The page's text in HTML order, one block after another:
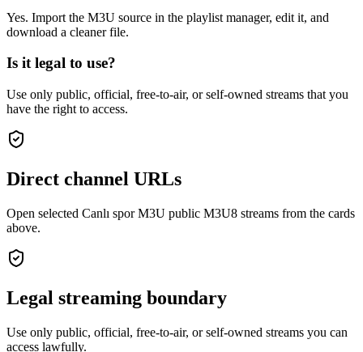
Yes. Import the M3U source in the playlist manager, edit it, and
download a cleaner file.
Is it legal to use?
Use only public, official, free-to-air, or self-owned streams that you
have the right to access.
Direct channel URLs
Open selected Canlı spor M3U public M3U8 streams from the cards
above.
Legal streaming boundary
Use only public, official, free-to-air, or self-owned streams you can
access lawfully.